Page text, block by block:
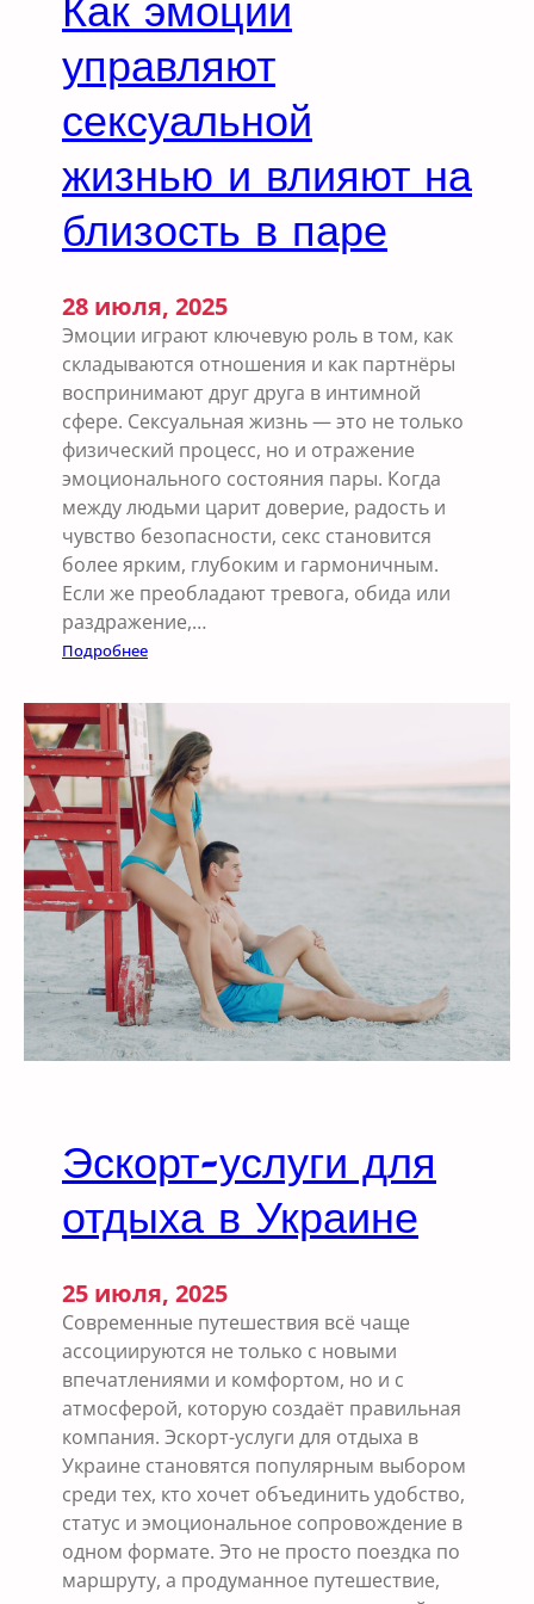
л
ь
н
о
й
ж
и
н
л
в
о
р
н
н
и
и
г
а
р
м
о
н
и
ч
н
о
т
н
о
ш
е
н
и
й
управляют
сексуальной
жизнью и влияют на
близость в паре
28 июля, 2025
Эмоции играют ключевую роль в том, как
складываются отношения и как партнёры
воспринимают друг друга в интимной
сфере. Сексуальная жизнь — это не только
физический процесс, но и отражение
эмоционального состояния пары. Когда
между людьми царит доверие, радость и
чувство безопасности, секс становится
более ярким, глубоким и гармоничным.
Если же преобладают тревога, обида или
раздражение,…
Подробнее:
а
э
м
о
ц
и
и
у
п
р
а
в
т
е
у
а
л
ь
н
о
й
ж
и
з
н
Эскорт-услуги для
отдыха в Украине
25 июля, 2025
Современные путешествия всё чаще
ассоциируются не только с новыми
впечатлениями и комфортом, но и с
атмосферой, которую создаёт правильная
компания. Эскорт-услуги для отдыха в
Украине становятся популярным выбором
среди тех, кто хочет объединить удобство,
статус и эмоциональное сопровождение в
одном формате. Это не просто поездка по
маршруту, а продуманное путешествие,